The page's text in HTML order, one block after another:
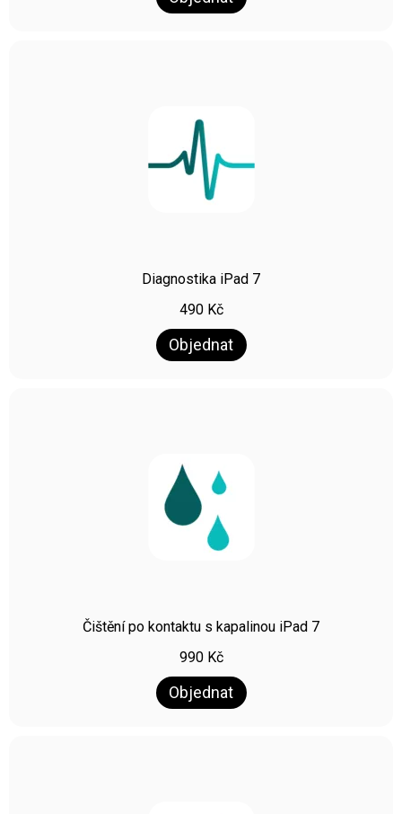
Diagnostika iPad 7
490 Kč
Objednat
Čištění po kontaktu s kapalinou iPad 7
990 Kč
Objednat